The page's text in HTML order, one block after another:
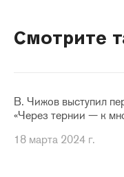
Смотрите
В. Чижов выступил
«Через тернии — к
18 марта 2024 г.